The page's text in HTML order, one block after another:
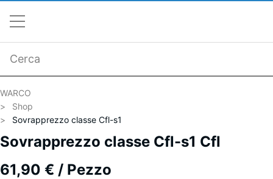
WARCO
Shop
Sovrapprezzo classe Cfl-s1
Sovrapprezzo classe Cfl-s1 Cfl
61,90 € / Pezzo